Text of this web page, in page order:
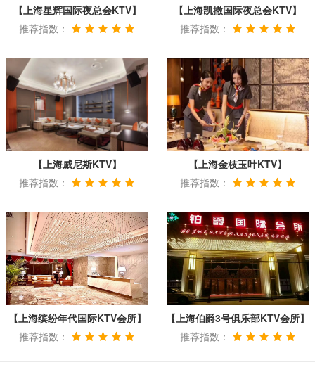
【上海星辉国际夜总会KTV】
推荐指数：
【上海凯撒国际夜总会KTV】
推荐指数：
【上海威尼斯KTV】
推荐指数：
【上海金枝玉叶KTV】
推荐指数：
【上海缤纷年代国际KTV会所】
推荐指数：
【上海伯爵3号俱乐部KTV会所】
推荐指数：